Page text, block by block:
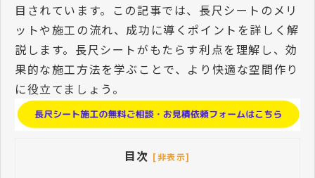
目されています。この記事では、長尺シートのメリ
ットや施工の流れ、成功に導くポイントを詳しく解
説します。長尺シートがもたらす利点を理解し、効
果的な施工方法を学ぶことで、より快適な空間作り
に役立てましょう。
目次 [非表示]